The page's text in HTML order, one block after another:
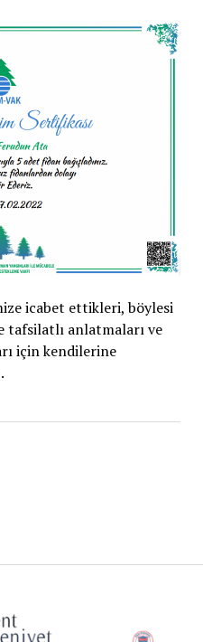
icabet ettikleri, böylesi
tafsilatlı anlatmaları ve
için kendilerine